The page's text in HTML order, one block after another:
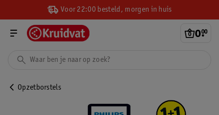
Voor 22:00 besteld, morgen in huis
0.
00
Opzetborstels